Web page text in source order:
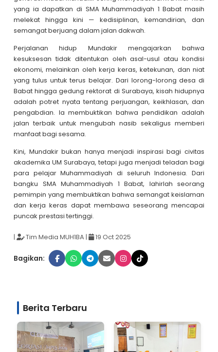
yang ia dapatkan di SMA Muhammadiyah 1 Babat masih
melekat hingga kini — kedisiplinan, kemandirian, dan
semangat berjuang dalam jalan dakwah.
Perjalanan hidup Mundakir mengajarkan bahwa
kesuksesan tidak ditentukan oleh asal-usul atau kondisi
ekonomi, melainkan oleh kerja keras, ketekunan, dan niat
yang tulus untuk terus belajar. Dari lorong-lorong desa di
Babat hingga gedung rektorat di Surabaya, kisah hidupnya
adalah potret nyata tentang perjuangan, keikhlasan, dan
pengabdian. Ia membuktikan bahwa pendidikan adalah
jalan terbaik untuk mengubah nasib sekaligus memberi
manfaat bagi sesama.
Kini, Mundakir bukan hanya menjadi inspirasi bagi civitas
akademika UM Surabaya, tetapi juga menjadi teladan bagi
para pelajar Muhammadiyah di seluruh Indonesia. Dari
bangku SMA Muhammadiyah 1 Babat, lahirlah seorang
pemimpin yang membuktikan bahwa semangat keislaman
dan kerja keras dapat membawa seseorang mencapai
puncak prestasi tertinggi.
| Tim Media MUH1BA| 19 Oct 2025
Bagikan:
Berita Terbaru